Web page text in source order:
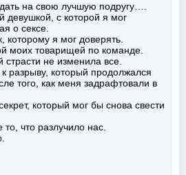
на свою лучшую подругу….
девушкой, с которой я мог
о сексе.
которому я мог доверять.
моих товарищей по команде.
не изменила все.
разрыву, который продолжался
того, как меня задрафтовали в
который мог бы снова свести
что разлучило нас.